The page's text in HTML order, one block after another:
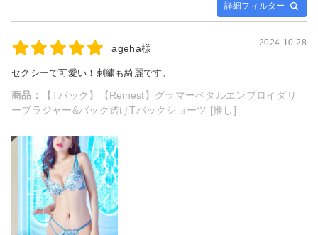
詳細フィルター
ageha様 2024-10-28
セクシーで可愛い！刺繍も綺麗です。
商品：
【Tバック】【Reinest】グラマーペタルエンブロイダリ
ーブラジャー&バック透けTバックショーツ [推し]